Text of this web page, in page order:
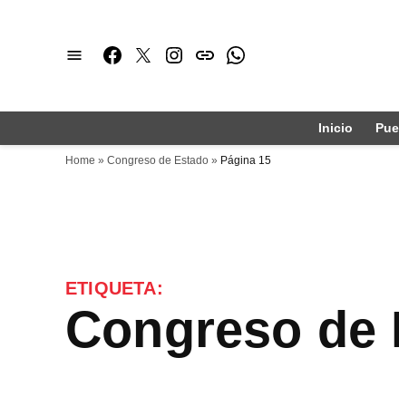
Facebook
TwitterInstagram
issuuWhatsapp
Inicio
Home » Congreso de Estado » Página 15
ETIQUETA:
Congreso